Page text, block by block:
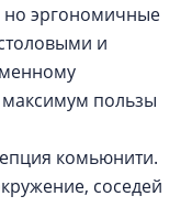
но эргономичные
и
пользы
комьюнити.
соседей